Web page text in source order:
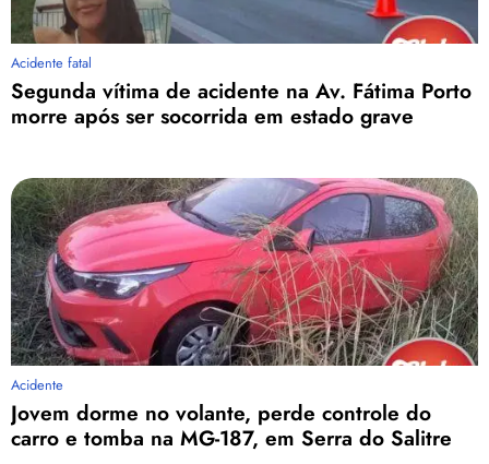
Acidente fatal
Segunda vítima de acidente na Av. Fátima Porto
morre após ser socorrida em estado grave
Acidente
Jovem dorme no volante, perde controle do
carro e tomba na MG-187, em Serra do Salitre